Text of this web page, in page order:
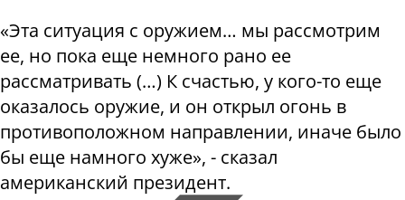
«Эта ситуация с оружием… мы рассмотрим
ее, но пока еще немного рано ее
рассматривать (…) К счастью, у кого-то еще
оказалось оружие, и он открыл огонь в
противоположном направлении, иначе было
бы еще намного хуже», - сказал
американский президент.